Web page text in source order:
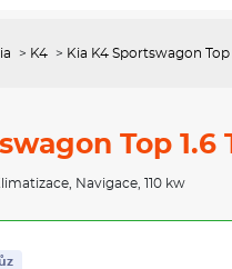
> K4 > Kia K4 Sportswagon Top
Top 1.6
Navigace , 110 kw